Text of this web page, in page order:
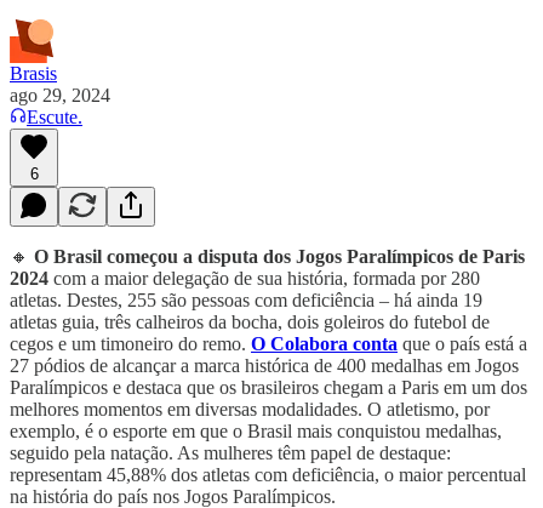
Brasis
ago 29, 2024
Escute.
6
🔸 O Brasil começou a disputa dos Jogos Paralímpicos de Paris
2024 com a maior delegação de sua história, formada por 280
atletas. Destes, 255 são pessoas com deficiência – há ainda 19
atletas guia, três calheiros da bocha, dois goleiros do futebol de
cegos e um timoneiro do remo. O Colabora conta que o país está a
27 pódios de alcançar a marca histórica de 400 medalhas em Jogos
Paralímpicos e destaca que os brasileiros chegam a Paris em um dos
melhores momentos em diversas modalidades. O atletismo, por
exemplo, é o esporte em que o Brasil mais conquistou medalhas,
seguido pela natação. As mulheres têm papel de destaque:
representam 45,88% dos atletas com deficiência, o maior percentual
na história do país nos Jogos Paralímpicos.